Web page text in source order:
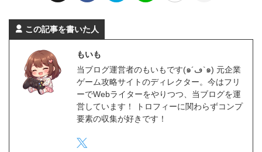
この記事を書いた人
もいも
当ブログ運営者のもいもです(๑´ڡ`๑) 元企業
ゲーム攻略サイトのディレクター。今はフリ
ーでWebライターをやりつつ、当ブログを運
営しています！ トロフィーに関わらずコンプ
要素の収集が好きです！